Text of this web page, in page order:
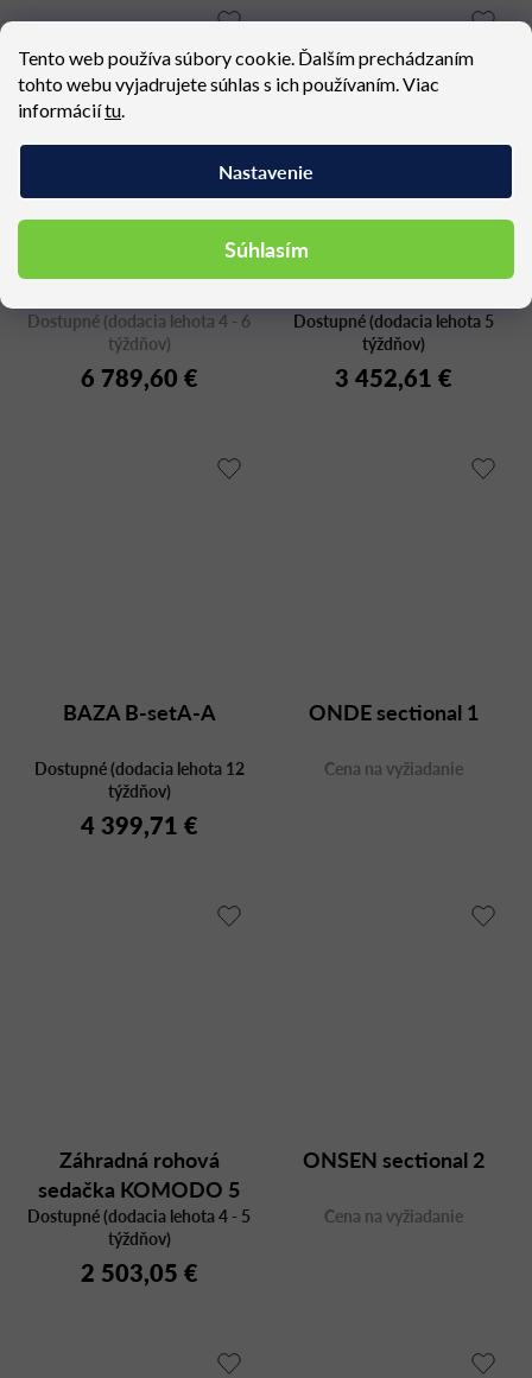
Tento web používa súbory cookie. Ďalším prechádzaním
tohto webu vyjadrujete súhlas s ich používaním. Viac
informáciítu.
Nastavenie
Súhlasím
Záhradná modulárna
trojmiestna
Dostupné (dodacia lehota 4 - 6
týždňov)
6 789,60 €
Dostupné (dodacia lehota 5
týždňov)
3 452,61 €
BAZA B-setA-A
Dostupné (dodacia lehota 12
týždňov)
4 399,71 €
ONDE sectional 1
Cena na vyžiadanie
Záhradná rohová
sedačka KOMODO 5
Dostupné (dodacia lehota 4 - 5
týždňov)
2 503,05 €
ONSEN sectional 2
Cena na vyžiadanie